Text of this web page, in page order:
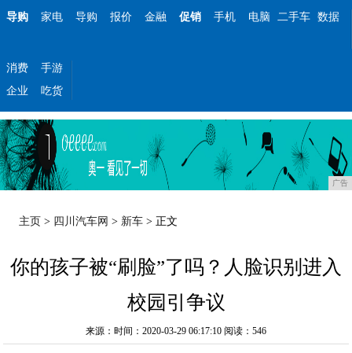
导购 家电 导购 报价 金融 促销 手机 电脑 二手车 数据
消费
手游
企业
吃货
广告
主页 > 四川汽车网 > 新车 > 正文
你的孩子被“刷脸”了吗？人脸识别进入
校园引争议
来源：时间：2020-03-29 06:17:10 阅读：546